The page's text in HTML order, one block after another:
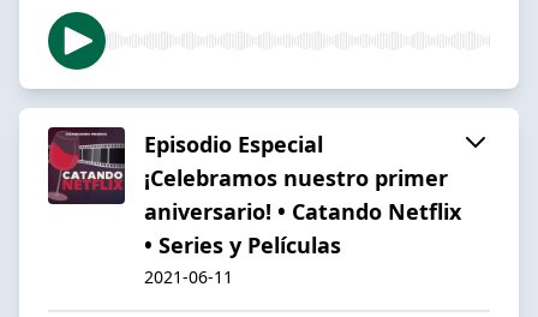
Episodio Especial
¡Celebramos nuestro primer
aniversario! • Catando Netflix
• Series y Películas
2021-06-11